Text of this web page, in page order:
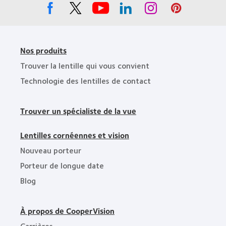
2010
Nos produits
Trouver la lentille qui vous convient
Technologie des lentilles de contact
Trouver un spécialiste de la vue
Lentilles cornéennes et vision
Nouveau porteur
Porteur de longue date
Blog
À propos de CooperVision